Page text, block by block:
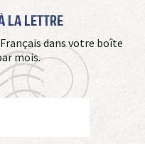
La Lettre
dans votre boîte
mois.